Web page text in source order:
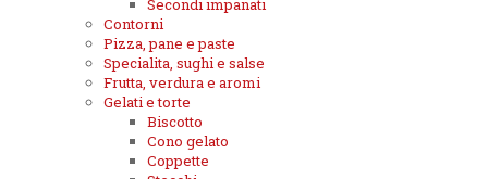
Secondi impanati
Contorni
Pizza, pane e paste
Specialita, sughi e salse
Frutta, verdura e aromi
Gelati e torte
Biscotto
Cono gelato
Coppette